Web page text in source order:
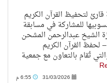
لتحفيظ القرآن الكريم
للمشاركة في مسابقة
الشيخ عبدالرحمن المشحن
لحفظ القرآن الكريم
تُقام بالتعاون مع جمعية
31/03/2026